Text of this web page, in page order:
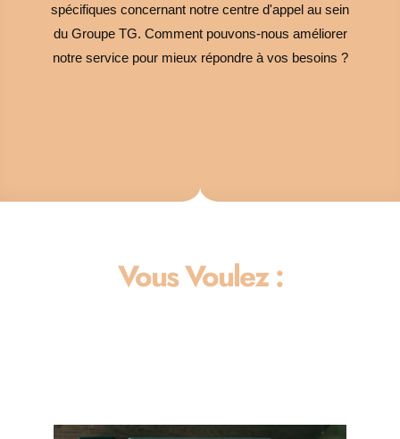
spécifiques concernant notre centre d'appel au sein
du Groupe TG. Comment pouvons-nous améliorer
notre service pour mieux répondre à vos besoins ?
Vous Voulez :